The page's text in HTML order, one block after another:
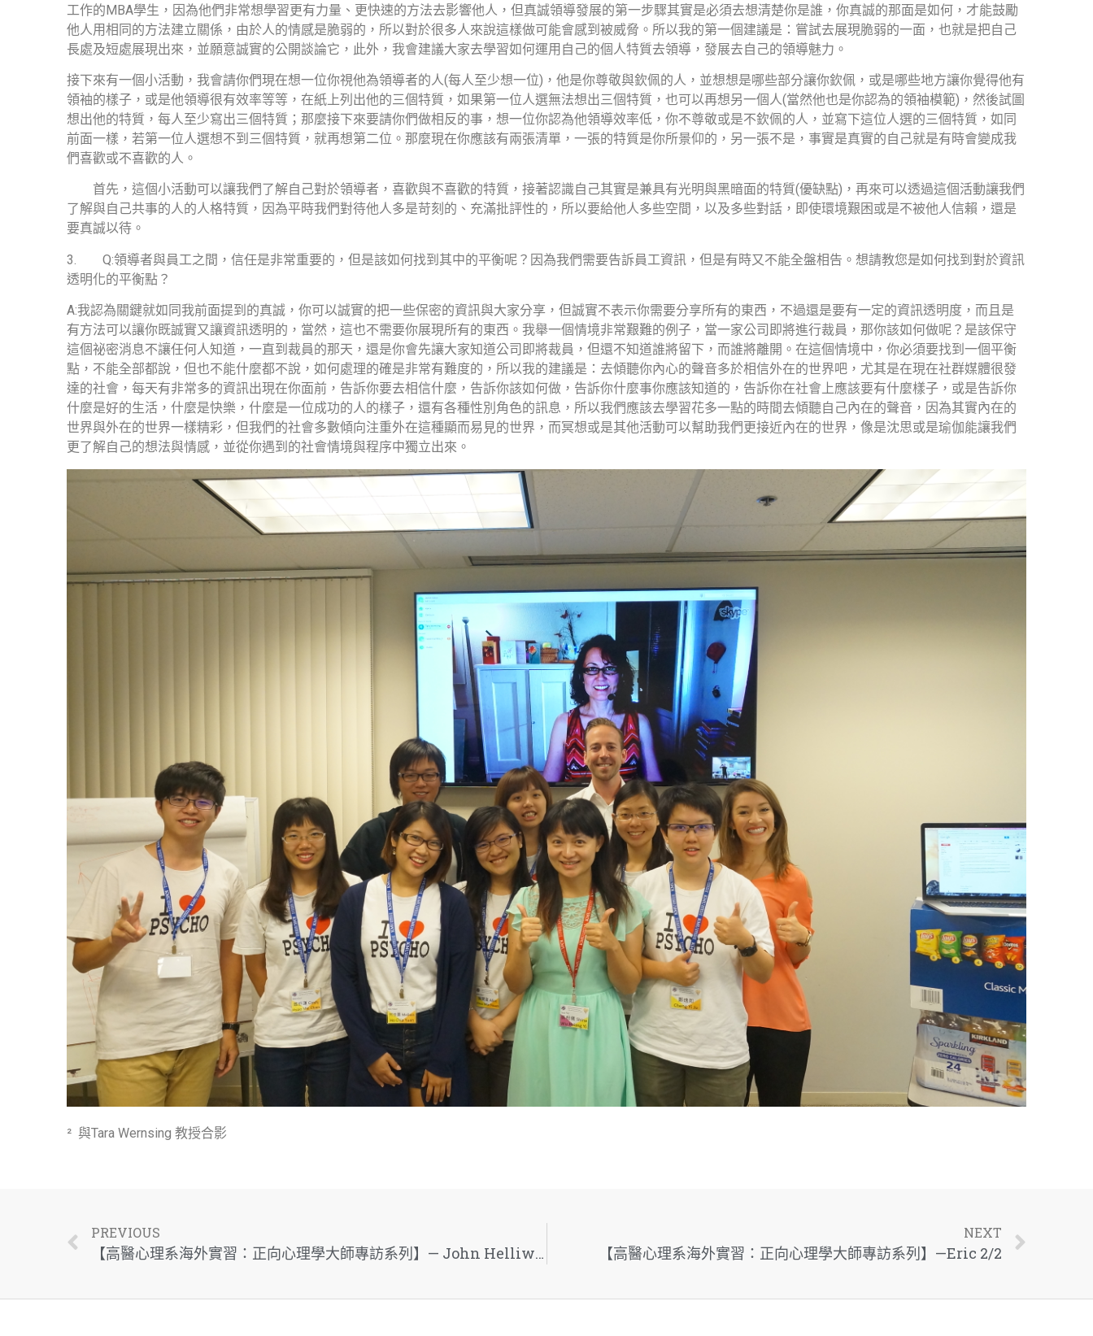
工作的MBA學生，因為他們非常想學習更有力量、更快速的方法去影響他人，但真誠領導發展的第一步驟其實是必須去想清楚你是誰，你真誠的那面是如何，才能鼓勵
他人用相同的方法建立關係，由於人的情感是脆弱的，所以對於很多人來說這樣做可能會感到被威脅。所以我的第一個建議是：嘗試去展現脆弱的一面，也就是把自己
長處及短處展現出來，並願意誠實的公開談論它，此外，我會建議大家去學習如何運用自己的個人特質去領導，發展去自己的領導魅力。
接下來有一個小活動，我會請你們現在想一位你視他為領導者的人(每人至少想一位) ，他是你尊敬與欽佩的人，並想想是哪些部分讓你欽佩，或是哪些地方讓你覺得他有
領袖的樣子，或是他領導很有效率等等，在紙上列出他的三個特質，如果第一位人選無法想出三個特質，也可以再想另一個人(當然他也是你認為的領袖模範) ，然後試圖
想出他的特質，每人至少寫出三個特質；那麼接下來要請你們做相反的事，想一位你認為他領導效率低，你不尊敬或是不欽佩的人，並寫下這位人選的三個特質，如同
前面一樣，若第一位人選想不到三個特質，就再想第二位。那麼現在你應該有兩張清單，一張的特質是你所景仰的，另一張不是，事實是真實的自己就是有時會變成我
們喜歡或不喜歡的人。
首先，這個小活動可以讓我們了解自己對於領導者，喜歡與不喜歡的特質，接著認識自己其實是兼具有光明與黑暗面的特質(優缺點) ，再來可以透過這個活動讓我們
了解與自己共事的人的人格特質，因為平時我們對待他人多是苛刻的、充滿批評性的，所以要給他人多些空間，以及多些對話，即使環境艱困或是不被他人信賴，還是
要真誠以待。
3. Q:領導者與員工之間，信任是非常重要的，但是該如何找到其中的平衡呢？因為我們需要告訴員工資訊，但是有時又不能全盤相告。想請教您是如何找到對於資訊
透明化的平衡點？
A:我認為關鍵就如同我前面提到的真誠，你可以誠實的把一些保密的資訊與大家分享，但誠實不表示你需要分享所有的東西，不過還是要有一定的資訊透明度，而且是
有方法可以讓你既誠實又讓資訊透明的，當然，這也不需要你展現所有的東西。我舉一個情境非常艱難的例子，當一家公司即將進行裁員，那你該如何做呢？是該保守
這個祕密消息不讓任何人知道，一直到裁員的那天，還是你會先讓大家知道公司即將裁員，但還不知道誰將留下，而誰將離開。在這個情境中，你必須要找到一個平衡
點，不能全部都說，但也不能什麼都不說，如何處理的確是非常有難度的，所以我的建議是：去傾聽你內心的聲音多於相信外在的世界吧，尤其是在現在社群媒體很發
達的社會，每天有非常多的資訊出現在你面前，告訴你要去相信什麼，告訴你該如何做，告訴你什麼事你應該知道的，告訴你在社會上應該要有什麼樣子，或是告訴你
什麼是好的生活，什麼是快樂，什麼是一位成功的人的樣子，還有各種性別角色的訊息，所以我們應該去學習花多一點的時間去傾聽自己內在的聲音，因為其實內在的
世界與外在的世界一樣精彩，但我們的社會多數傾向注重外在這種顯而易見的世界，而冥想或是其他活動可以幫助我們更接近內在的世界，像是沈思或是瑜伽能讓我們
更了解自己的想法與情感，並從你遇到的社會情境與程序中獨立出來。
² 與Tara Wernsing 教授合影
PREVIOUS
【高醫心理系海外實習：正向心理學大師專訪系列】— John Helliwel 教授
NEXT
【高醫心理系海外實習：正向心理學大師專訪系列】—Eric 2/2